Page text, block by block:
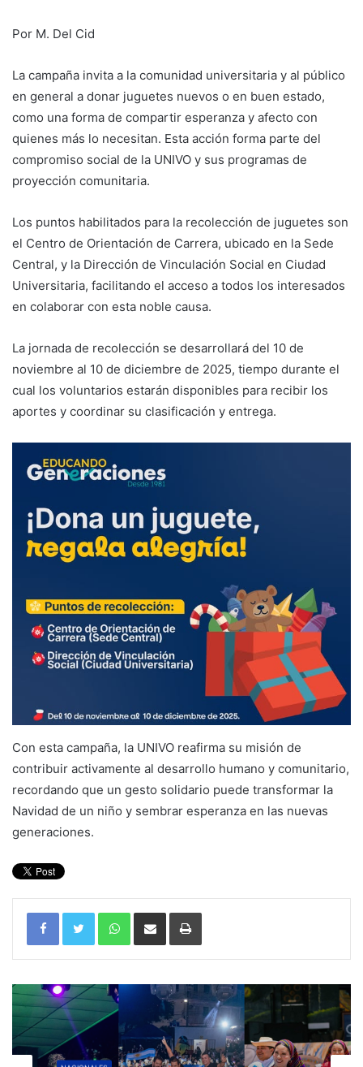
Por M. Del Cid
La campaña invita a la comunidad universitaria y al público
en general a donar juguetes nuevos o en buen estado,
como una forma de compartir esperanza y afecto con
quienes más lo necesitan. Esta acción forma parte del
compromiso social de la UNIVO y sus programas de
proyección comunitaria.
Los puntos habilitados para la recolección de juguetes son
el Centro de Orientación de Carrera, ubicado en la Sede
Central, y la Dirección de Vinculación Social en Ciudad
Universitaria, facilitando el acceso a todos los interesados
en colaborar con esta noble causa.
La jornada de recolección se desarrollará del 10 de
noviembre al 10 de diciembre de 2025, tiempo durante el
cual los voluntarios estarán disponibles para recibir los
aportes y coordinar su clasificación y entrega.
Con esta campaña, la UNIVO reafirma su misión de
contribuir activamente al desarrollo humano y comunitario,
recordando que un gesto solidario puede transformar la
Navidad de un niño y sembrar esperanza en las nuevas
generaciones.
WhatsAppCompartir por correo electrónicoImprimir